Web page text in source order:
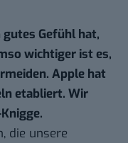
Gefühl hat,
wichtiger ist es,
Apple hat
etabliert. Wir
die unsere